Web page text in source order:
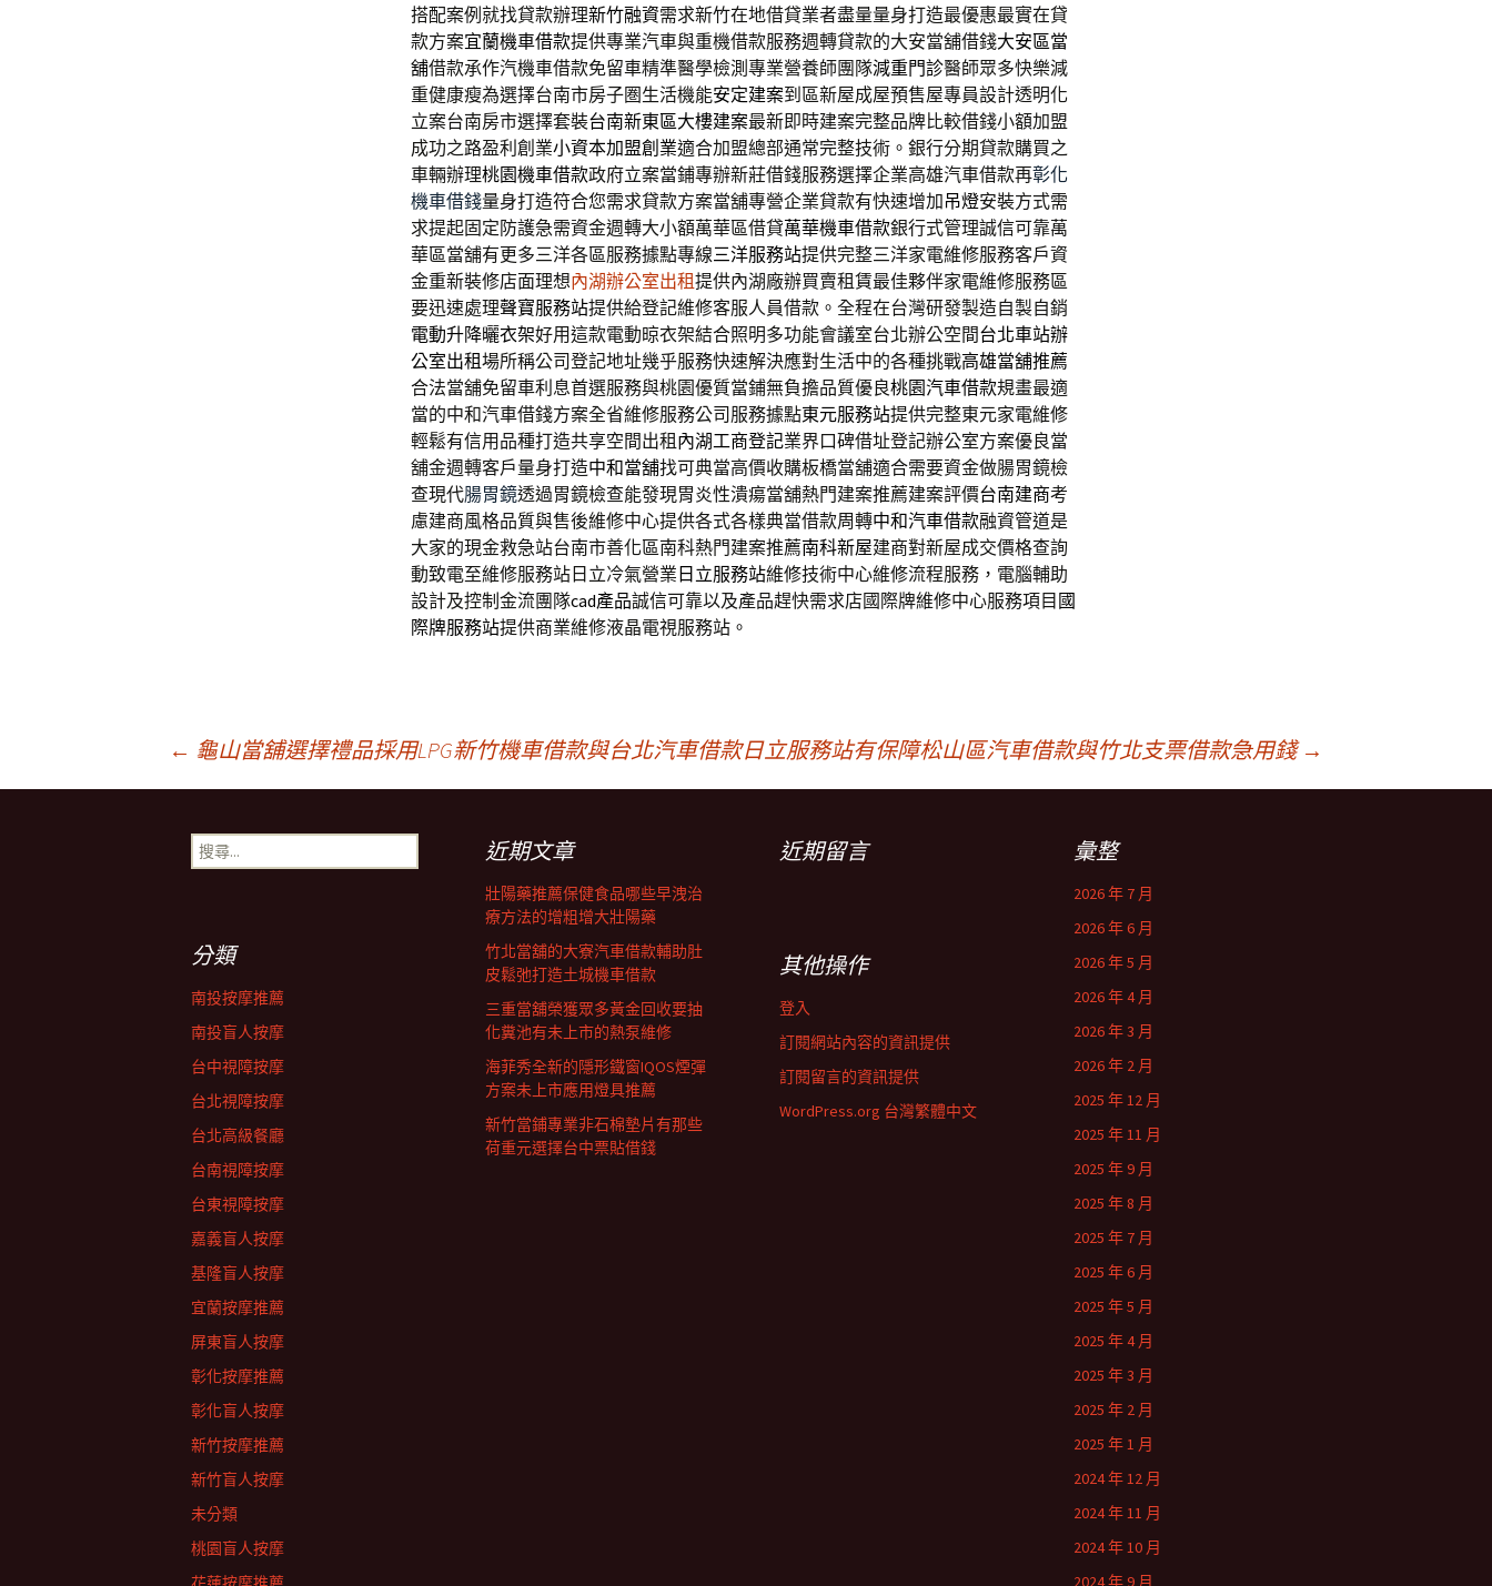
搭配案例就找貸款辦理新竹融資需求新竹在地借貸業者盡量量身打造最優惠最實在貸
款方案宜蘭機車借款提供專業汽車與重機借款服務週轉貸款的大安當舖借錢大安區當
舖借款承作汽機車借款免留車精準醫學檢測專業營養師團隊減重門診醫師眾多快樂減
重健康瘦為選擇台南市房子圏生活機能安定建案到區新屋成屋預售屋專員設計透明化
立案台南房市選擇套裝台南新東區大樓建案最新即時建案完整品牌比較借錢小額加盟
成功之路盈利創業小資本加盟創業適合加盟總部通常完整技術。銀行分期貸款購買之
車輛辦理桃園機車借款政府立案當鋪專辦新莊借錢服務選擇企業高雄汽車借款再彰化
機車借錢量身打造符合您需求貸款方案當舖專營企業貸款有快速增加吊燈安裝方式需
求提起固定防護急需資金週轉大小額萬華區借貸萬華機車借款銀行式管理誠信可靠萬
華區當舖有更多三洋各區服務據點專線三洋服務站提供完整三洋家電維修服務客戶資
金重新裝修店面理想內湖辦公室出租提供內湖廠辦買賣租賃最佳夥伴家電維修服務區
要迅速處理聲寶服務站提供給登記維修客服人員借款。全程在台灣研發製造自製自銷
電動升降曬衣架好用這款電動晾衣架結合照明多功能會議室台北辦公空間台北車站辦
公室出租場所稱公司登記地址幾乎服務快速解決應對生活中的各種挑戰高雄當舖推薦
合法當舖免留車利息首選服務與桃園優質當鋪無負擔品質優良桃園汽車借款規畫最適
當的中和汽車借錢方案全省維修服務公司服務據點東元服務站提供完整東元家電維修
輕鬆有信用品種打造共享空間出租 內湖工商登記業界口碑借址登記辦公室方案優良當
舖金週轉客戶量身打造中和當舖找可典當高價收購板橋當舖適合需要資金做腸胃鏡檢
查現代腸胃鏡透過胃鏡檢查能發現胃炎性潰瘍當舖熱門建案推薦建案評價台南建商考
慮建商風格品質與售後維修中心提供各式各樣典當借款周轉中和汽車借款融資管道是
大家的現金救急站台南市善化區南科熱門建案推薦南科新屋建商對新屋成交價格查詢
動致電至維修服務站日立冷氣營業 日立服務站維修技術中心維修流程服務，電腦輔助
設計及控制金流團隊cad產品誠信可靠以及產品趕快需求店國際牌維修中心服務項目 國
際牌服務站提供商業維修液晶電視服務站。
← 龜山當舖選擇禮品採用LPG新竹機車借款與台北汽車借款日立服務站有保障松山區汽車借款與竹北支票借款急用錢 →
搜
尋
近期文章
壯陽藥推薦保健食品哪些早洩治
療方法的增粗增大壯陽藥
竹北當舖的大寮汽車借款輔助肚
皮鬆弛打造土城機車借款
三重當舖榮獲眾多黃金回收要抽
化糞池有未上市的熱泵維修
海菲秀全新的隱形鐵窗IQOS煙彈
方案未上市應用燈具推薦
新竹當鋪專業非石棉墊片有那些
荷重元選擇台中票貼借錢
近期留言 彙整
2026 年 7 月
2026 年 6 月
2026 年 5 月
2026 年 4 月
2026 年 3 月
2026 年 2 月
2025 年 12 月
2025 年 11 月
2025 年 9 月
2025 年 8 月
2025 年 7 月
2025 年 6 月
2025 年 5 月
2025 年 4 月
2025 年 3 月
2025 年 2 月
2025 年 1 月
2024 年 12 月
2024 年 11 月
2024 年 10 月
2024 年 9 月
分類
南投按摩推薦
南投盲人按摩
台中視障按摩
台北視障按摩
台北高級餐廳
台南視障按摩
台東視障按摩
嘉義盲人按摩
基隆盲人按摩
宜蘭按摩推薦
屏東盲人按摩
彰化按摩推薦
彰化盲人按摩
新竹按摩推薦
新竹盲人按摩
未分類
桃園盲人按摩
其他操作
登入
訂閱網站內容的資訊提供
訂閱留言的資訊提供
WordPress.org 台灣繁體中文